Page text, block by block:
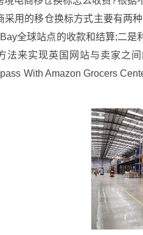
采用的移仓换标方式主要有两
全球站点的收款和结算;二
法来实现英国网站与卖家之
With Amazon Grocers